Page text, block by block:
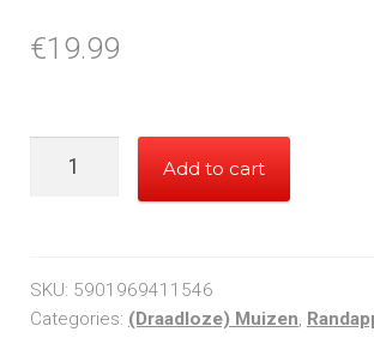
€19.99
quantity
Add to cart
SKU: 5901969411546
Categories: (Draadloze) Muizen,